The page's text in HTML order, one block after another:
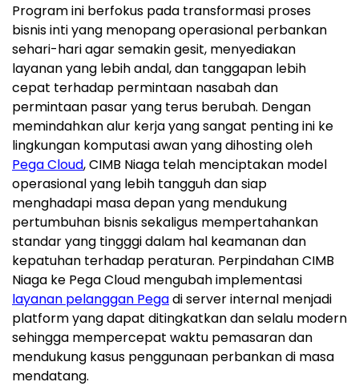
Program ini berfokus pada transformasi proses
bisnis inti yang menopang operasional perbankan
sehari-hari agar semakin gesit, menyediakan
layanan yang lebih andal, dan tanggapan lebih
cepat terhadap permintaan nasabah dan
permintaan pasar yang terus berubah. Dengan
memindahkan alur kerja yang sangat penting ini ke
lingkungan komputasi awan yang dihosting oleh
Pega Cloud, CIMB Niaga telah menciptakan model
operasional yang lebih tangguh dan siap
menghadapi masa depan yang mendukung
pertumbuhan bisnis sekaligus mempertahankan
standar yang tingggi dalam hal keamanan dan
kepatuhan terhadap peraturan. Perpindahan CIMB
Niaga ke Pega Cloud mengubah implementasi
layanan pelanggan Pegadi server internal menjadi
platform yang dapat ditingkatkan dan selalu modern
sehingga mempercepat waktu pemasaran dan
mendukung kasus penggunaan perbankan di masa
mendatang.